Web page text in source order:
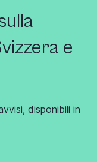
e
disponibili in